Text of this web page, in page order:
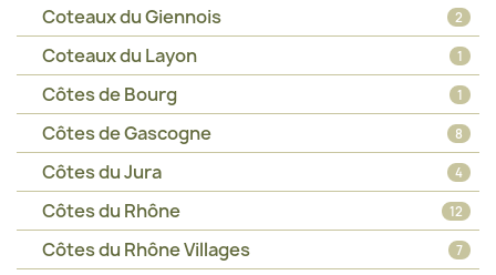
Coteaux du Giennois 2
Coteaux du Layon 1
Côtes de Bourg 1
Côtes de Gascogne 8
Côtes du Jura 4
Côtes du Rhône 12
Côtes du Rhône Villages 7